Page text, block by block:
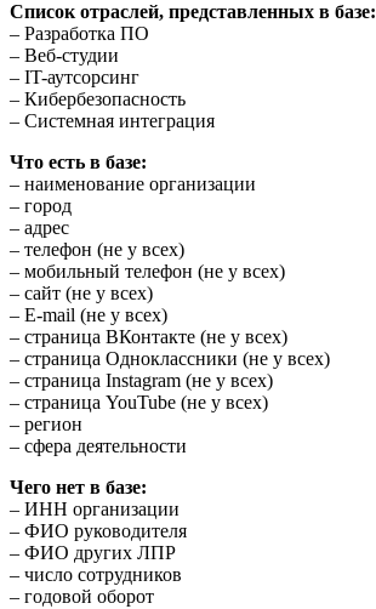
Список отраслей, представленных в базе:
– Разработка ПО
– Веб-студии
– IT-аутсорсинг
– Кибербезопасность
– Системная интеграция
Что есть в базе:
– наименование организации
– город
– адрес
– телефон (не у всех)
– мобильный телефон (не у всех)
– сайт (не у всех)
– E-mail (не у всех)
– страница ВКонтакте (не у всех)
– страница Одноклассники (не у всех)
– страница Instagram (не у всех)
– страница YouTube (не у всех)
– регион
– сфера деятельности
Чего нет в базе:
– ИНН организации
– ФИО руководителя
– ФИО других ЛПР
– число сотрудников
– годовой оборот